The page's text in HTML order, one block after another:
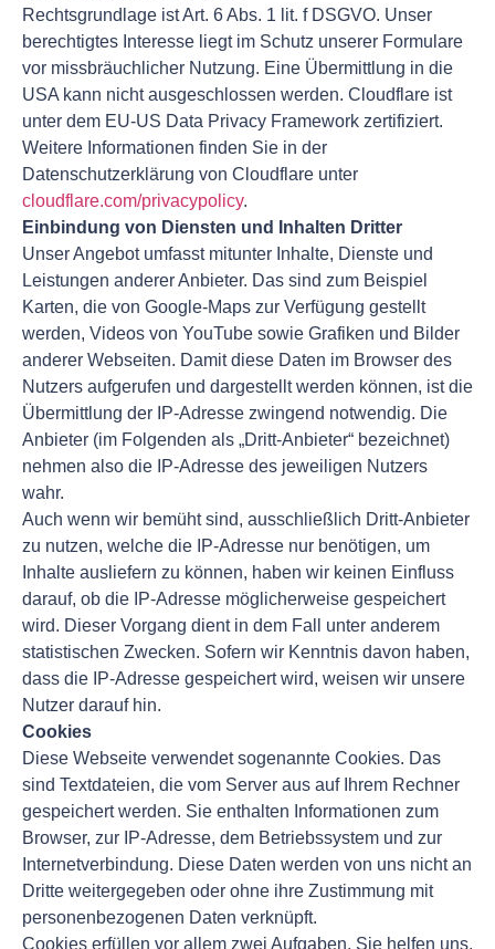
Rechtsgrundlage ist Art. 6 Abs. 1 lit. f DSGVO. Unser
berechtigtes Interesse liegt im Schutz unserer Formulare
vor missbräuchlicher Nutzung. Eine Übermittlung in die
USA kann nicht ausgeschlossen werden. Cloudflare ist
unter dem EU-US Data Privacy Framework zertifiziert.
Weitere Informationen finden Sie in der
Datenschutzerklärung von Cloudflare unter
cloudflare.com/privacypolicy.
Einbindung von Diensten und Inhalten Dritter
Unser Angebot umfasst mitunter Inhalte, Dienste und
Leistungen anderer Anbieter. Das sind zum Beispiel
Karten, die von Google-Maps zur Verfügung gestellt
werden, Videos von YouTube sowie Grafiken und Bilder
anderer Webseiten. Damit diese Daten im Browser des
Nutzers aufgerufen und dargestellt werden können, ist die
Übermittlung der IP-Adresse zwingend notwendig. Die
Anbieter (im Folgenden als „Dritt-Anbieter“ bezeichnet)
nehmen also die IP-Adresse des jeweiligen Nutzers
wahr.
Auch wenn wir bemüht sind, ausschließlich Dritt-Anbieter
zu nutzen, welche die IP-Adresse nur benötigen, um
Inhalte ausliefern zu können, haben wir keinen Einfluss
darauf, ob die IP-Adresse möglicherweise gespeichert
wird. Dieser Vorgang dient in dem Fall unter anderem
statistischen Zwecken. Sofern wir Kenntnis davon haben,
dass die IP-Adresse gespeichert wird, weisen wir unsere
Nutzer darauf hin.
Cookies
Diese Webseite verwendet sogenannte Cookies. Das
sind Textdateien, die vom Server aus auf Ihrem Rechner
gespeichert werden. Sie enthalten Informationen zum
Browser, zur IP-Adresse, dem Betriebssystem und zur
Internetverbindung. Diese Daten werden von uns nicht an
Dritte weitergegeben oder ohne ihre Zustimmung mit
personenbezogenen Daten verknüpft.
Cookies erfüllen vor allem zwei Aufgaben. Sie helfen uns,